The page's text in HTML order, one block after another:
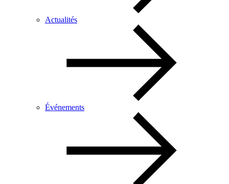
Actualités
Événements